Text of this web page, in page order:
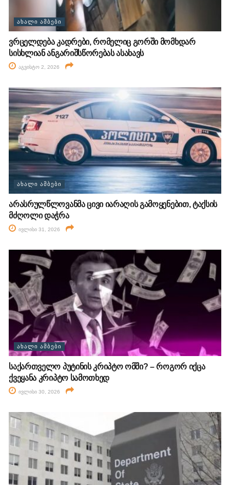
ᲐᲮᲐᲚᲘ ᲐᲛᲑᲔᲑᲘ
ვრცელდება კადრები, რომელიც გორში მომხდარ
სისხლიან ანგარიშსწორებას ასახავს
აგვისტო 2, 2026
ᲐᲮᲐᲚᲘ ᲐᲛᲑᲔᲑᲘ
არასრულწლოვანმა ცივი იარაღის გამოყენებით, ტაქსის
მძღოლი დაჭრა
ივლისი 31, 2026
ᲐᲮᲐᲚᲘ ᲐᲛᲑᲔᲑᲘ
საქართველო პუტინის კრიპტო ომში? – როგორ იქცა
ქვეყანა კრიპტო სამოთხედ
ივლისი 30, 2026